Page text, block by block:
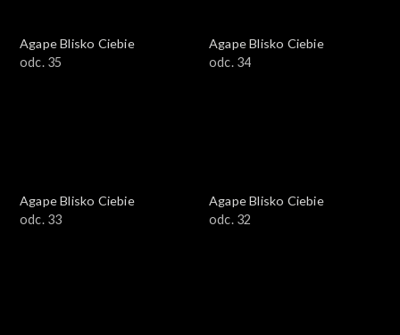
Agape Blisko Ciebie
odc. 35
Agape Blisko Ciebie
odc. 34
Agape Blisko Ciebie
odc. 33
Agape Blisko Ciebie
odc. 32